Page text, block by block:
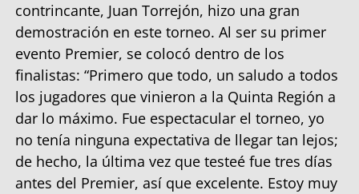
contrincante, Juan Torrejón, hizo una gran
demostración en este torneo. Al ser su primer
evento Premier, se colocó dentro de los
finalistas: “Primero que todo, un saludo a todos
los jugadores que vinieron a la Quinta Región a
dar lo máximo. Fue espectacular el torneo, yo
no tenía ninguna expectativa de llegar tan lejos;
de hecho, la última vez que testeé fue tres días
antes del Premier, así que excelente. Estoy muy